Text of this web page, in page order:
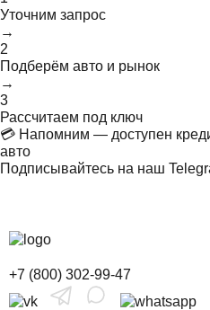
Уточним запрос
→
2
Подберём авто и рынок
→
3
Рассчитаем под ключ
💳 Напомним — доступен
авто
Подписывайтесь на наш
+7 (800) 302-99-47